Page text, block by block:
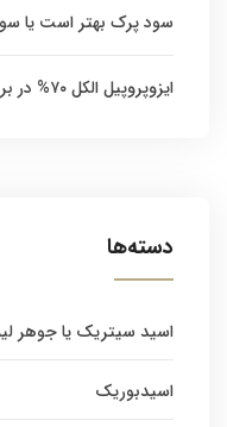
سود پرک بهتر است یا
ایزوپروپیل الکل ۷۰% در برابر ۹۹%
دسته‌ها
اسید سیتریک یا جوهر
اسیدبوریک